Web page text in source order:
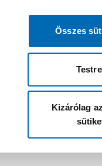
Összes
Kizárólag